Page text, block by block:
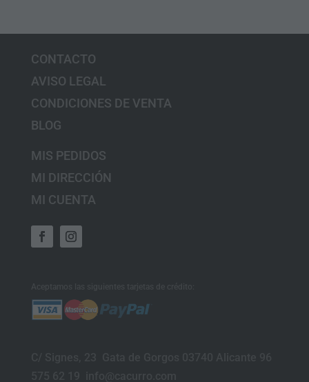
CONTACTO
AVISO LEGAL
CONDICIONES DE VENTA
BLOG
MIS PEDIDOS
MI DIRECCIÓN
MI CUENTA